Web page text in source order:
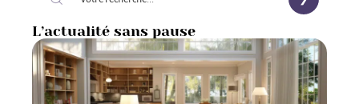
L’actualité sans pause